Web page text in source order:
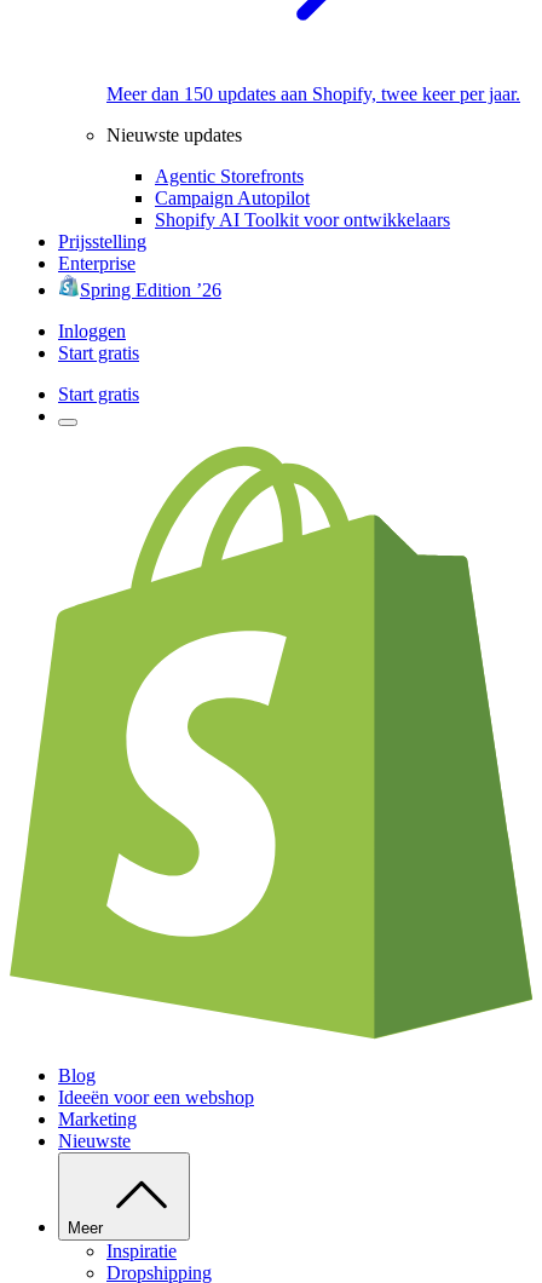
Meer dan 150 updates aan Shopify, twee keer per jaar.
Nieuwste updates
Agentic Storefronts
Campaign Autopilot
Shopify AI Toolkit voor ontwikkelaars
Prijsstelling
Enterprise
Spring Edition ’26
Inloggen
Start gratis
Start gratis
Blog
Ideeën voor een webshop
Marketing
Nieuwste
Meer
Inspiratie
Dropshipping